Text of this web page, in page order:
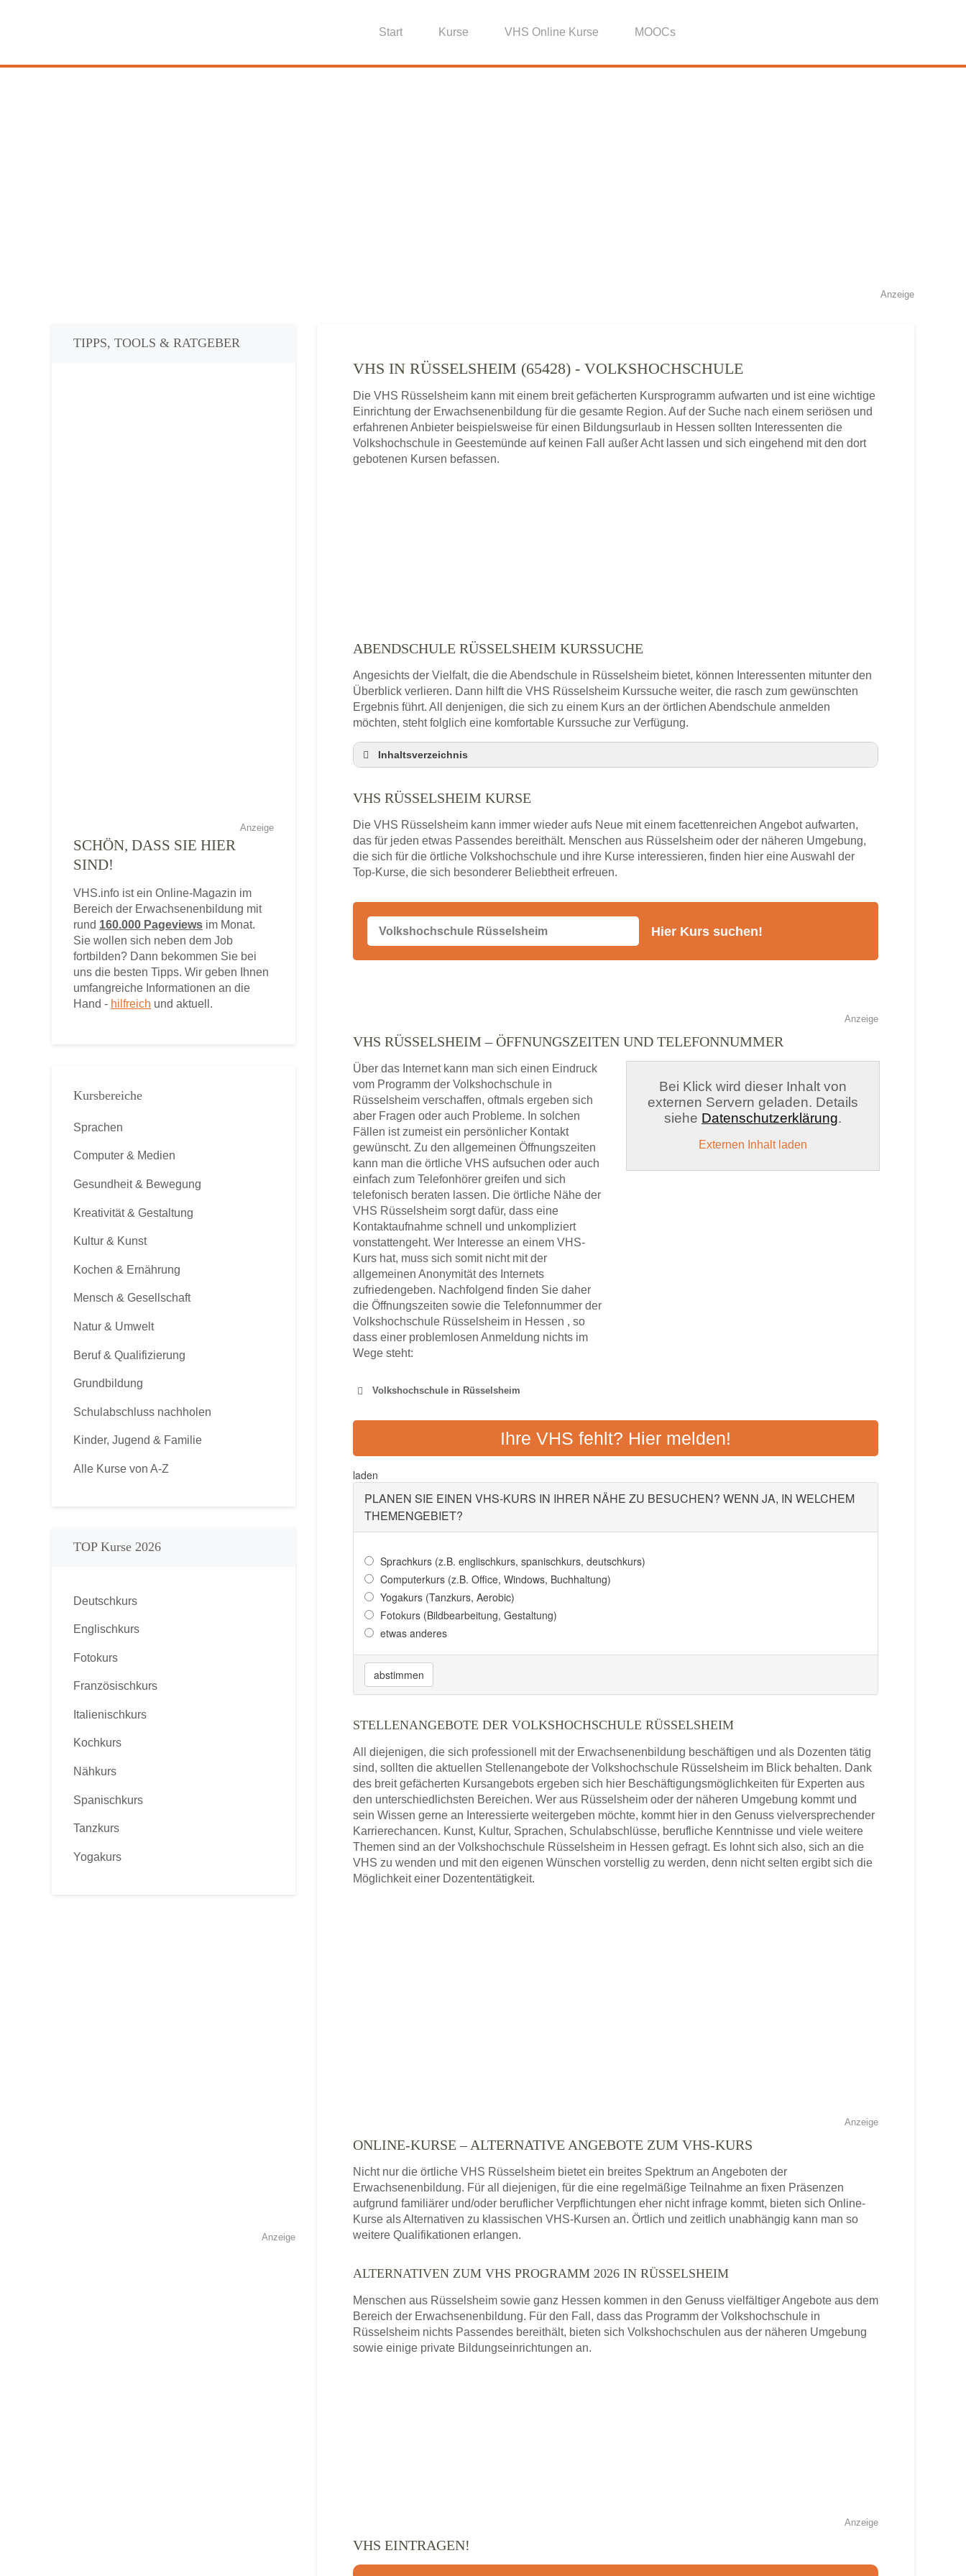
Start Kurse VHS Online Kurse MOOCs
Anzeige
VHS IN RÜSSELSHEIM (65428) - VOLKSHOCHSCHULE
Die VHS Rüsselsheim kann mit einem breit gefächerten Kursprogramm aufwarten und ist eine wichtige
Einrichtung der Erwachsenenbildung für die gesamte Region. Auf der Suche nach einem seriösen und
erfahrenen Anbieter beispielsweise für einen Bildungsurlaub in Hessen sollten Interessenten die
Volkshochschule in Geestemünde auf keinen Fall außer Acht lassen und sich eingehend mit den dort
gebotenen Kursen befassen.
ABENDSCHULE RÜSSELSHEIM KURSSUCHE
Angesichts der Vielfalt, die die Abendschule in Rüsselsheim bietet, können Interessenten mitunter den
Überblick verlieren. Dann hilft die VHS Rüsselsheim Kurssuche weiter, die rasch zum gewünschten
Ergebnis führt. All denjenigen, die sich zu einem Kurs an der örtlichen Abendschule anmelden
möchten, steht folglich eine komfortable Kurssuche zur Verfügung.
Inhaltsverzeichnis
VHS Rüsselsheim Kurse
Stellenangebote der Volkshochschule Rüsselsheim
Online-Kurse – Alternative Angebote zum VHS-Kurs
Alternativen zum VHS Programm 2026 in Rüsselsheim
VHS RÜSSELSHEIM KURSE
Die VHS Rüsselsheim kann immer wieder aufs Neue mit einem facettenreichen Angebot aufwarten,
das für jeden etwas Passendes bereithält. Menschen aus Rüsselsheim oder der näheren Umgebung,
die sich für die örtliche Volkshochschule und ihre Kurse interessieren, finden hier eine Auswahl der
Top-Kurse, die sich besonderer Beliebtheit erfreuen.
Anzeige
VHS RÜSSELSHEIM – ÖFFNUNGSZEITEN UND TELEFONNUMMER
Über das Internet kann man sich einen Eindruck
vom Programm der Volkshochschule in
Rüsselsheim verschaffen, oftmals ergeben sich
aber Fragen oder auch Probleme. In solchen
Fällen ist zumeist ein persönlicher Kontakt
gewünscht. Zu den allgemeinen Öffnungszeiten
kann man die örtliche VHS aufsuchen oder auch
einfach zum Telefonhörer greifen und sich
telefonisch beraten lassen. Die örtliche Nähe der
VHS Rüsselsheim sorgt dafür, dass eine
Kontaktaufnahme schnell und unkompliziert
vonstattengeht. Wer Interesse an einem VHS-
Kurs hat, muss sich somit nicht mit der
allgemeinen Anonymität des Internets
zufriedengeben. Nachfolgend finden Sie daher
die Öffnungszeiten sowie die Telefonnummer der
Volkshochschule Rüsselsheim in Hessen , so
dass einer problemlosen Anmeldung nichts im
Wege steht:
Bei Klick wird dieser Inhalt von
externen Servern geladen. Details
siehe Datenschutzerklärung.
Externen Inhalt laden
Volkshochschule in Rüsselsheim
KULTUR123 STADT RÜSSELSHEIM VOLKSHOCHSCHULE
Adresse: Am Treff 1, 65428 Rüsselsheim
Ihre VHS fehlt? Hier melden!
laden
PLANEN SIE EINEN VHS-KURS IN IHRER NÄHE ZU BESUCHEN? WENN JA, IN WELCHEM
THEMENGEBIET?
Sprachkurs (z.B. englischkurs, spanischkurs, deutschkurs)
Computerkurs (z.B. Office, Windows, Buchhaltung)
Yogakurs (Tanzkurs, Aerobic)
Fotokurs (Bildbearbeitung, Gestaltung)
etwas anderes
abstimmen
STELLENANGEBOTE DER VOLKSHOCHSCHULE RÜSSELSHEIM
All diejenigen, die sich professionell mit der Erwachsenenbildung beschäftigen und als Dozenten tätig
sind, sollten die aktuellen Stellenangebote der Volkshochschule Rüsselsheim im Blick behalten. Dank
des breit gefächerten Kursangebots ergeben sich hier Beschäftigungsmöglichkeiten für Experten aus
den unterschiedlichsten Bereichen. Wer aus Rüsselsheim oder der näheren Umgebung kommt und
sein Wissen gerne an Interessierte weitergeben möchte, kommt hier in den Genuss vielversprechender
Karrierechancen. Kunst, Kultur, Sprachen, Schulabschlüsse, berufliche Kenntnisse und viele weitere
Themen sind an der Volkshochschule Rüsselsheim in Hessen gefragt. Es lohnt sich also, sich an die
VHS zu wenden und mit den eigenen Wünschen vorstellig zu werden, denn nicht selten ergibt sich die
Möglichkeit einer Dozententätigkeit.
Anzeige
ONLINE-KURSE – ALTERNATIVE ANGEBOTE ZUM VHS-KURS
Nicht nur die örtliche VHS Rüsselsheim bietet ein breites Spektrum an Angeboten der
Erwachsenenbildung. Für all diejenigen, für die eine regelmäßige Teilnahme an fixen Präsenzen
aufgrund familiärer und/oder beruflicher Verpflichtungen eher nicht infrage kommt, bieten sich Online-
Kurse als Alternativen zu klassischen VHS-Kursen an. Örtlich und zeitlich unabhängig kann man so
weitere Qualifikationen erlangen.
ALTERNATIVEN ZUM VHS PROGRAMM 2026 IN RÜSSELSHEIM
Menschen aus Rüsselsheim sowie ganz Hessen kommen in den Genuss vielfältiger Angebote aus dem
Bereich der Erwachsenenbildung. Für den Fall, dass das Programm der Volkshochschule in
Rüsselsheim nichts Passendes bereithält, bieten sich Volkshochschulen aus der näheren Umgebung
sowie einige private Bildungseinrichtungen an.
Anzeige
VHS EINTRAGEN!
TIPPS, TOOLS & RATGEBER
Anzeige
SCHÖN, DASS SIE HIER
SIND!
VHS.info ist ein Online-Magazin im
Bereich der Erwachsenenbildung mit
rund 160.000 Pageviews im Monat.
Sie wollen sich neben dem Job
fortbilden? Dann bekommen Sie bei
uns die besten Tipps. Wir geben Ihnen
umfangreiche Informationen an die
Hand - hilfreich und aktuell.
Kursbereiche
Sprachen
Computer & Medien
Gesundheit & Bewegung
Kreativität & Gestaltung
Kultur & Kunst
Kochen & Ernährung
Mensch & Gesellschaft
Natur & Umwelt
Beruf & Qualifizierung
Grundbildung
Schulabschluss nachholen
Kinder, Jugend & Familie
Alle Kurse von A-Z
TOP Kurse 2026
Deutschkurs
Englischkurs
Fotokurs
Französischkurs
Italienischkurs
Kochkurs
Nähkurs
Spanischkurs
Tanzkurs
Yogakurs
Anzeige